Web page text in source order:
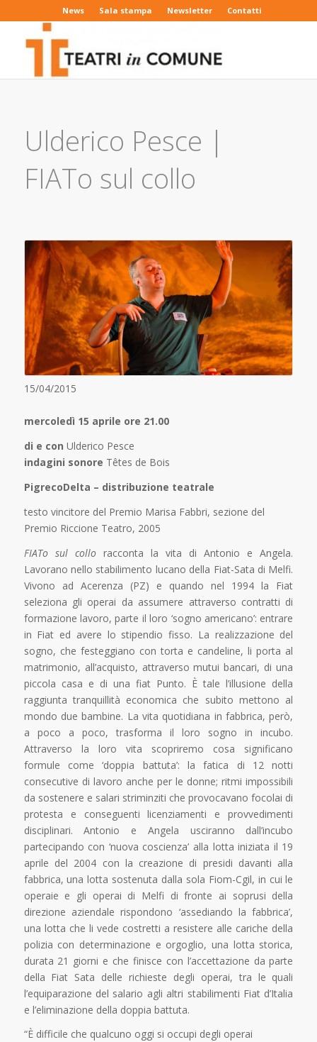
News Sala stampa Newsletter Contatti
Ulderico Pesce |
FIATo sul collo
15/04/2015
mercoledì 15 aprile ore 21.00
di e con Ulderico Pesce
indagini sonore Têtes de Bois
PigrecoDelta – distribuzione teatrale
testo vincitore del Premio Marisa Fabbri, sezione del
Premio Riccione Teatro, 2005
FIATo sul colloracconta la vita di Antonio e Angela.
Lavorano nello stabilimento lucano della Fiat-Sata di Melfi.
Vivono ad Acerenza (PZ) e quando nel 1994 la Fiat
seleziona gli operai da assumere attraverso contratti di
formazione lavoro, parte il loro ‘sogno americano’: entrare
in Fiat ed avere lo stipendio fisso. La realizzazione del
sogno, che festeggiano con torta e candeline, li porta al
matrimonio, all’acquisto, attraverso mutui bancari, di una
piccola casa e di una fiat Punto. È tale l’illusione della
raggiunta tranquillità economica che subito mettono al
mondo due bambine. La vita quotidiana in fabbrica, però,
a poco a poco, trasforma il loro sogno in incubo.
Attraverso la loro vita scopriremo cosa significano
formule come ‘doppia battuta’: la fatica di 12 notti
consecutive di lavoro anche per le donne; ritmi impossibili
da sostenere e salari striminziti che provocavano focolai di
protesta e conseguenti licenziamenti e provvedimenti
disciplinari. Antonio e Angela usciranno dall’incubo
partecipando con ‘nuova coscienza’ alla lotta iniziata il 19
aprile del 2004 con la creazione di presidi davanti alla
fabbrica, una lotta sostenuta dalla sola Fiom-Cgil, in cui le
operaie e gli operai di Melfi di fronte ai soprusi della
direzione aziendale rispondono ‘assediando la fabbrica’,
una lotta che li vede costretti a resistere alle cariche della
polizia con determinazione e orgoglio, una lotta storica,
durata 21 giorni e che finisce con l’accettazione da parte
della Fiat Sata delle richieste degli operai, tra le quali
l’equiparazione del salario agli altri stabilimenti Fiat d’Italia
e l’eliminazione della doppia battuta.
“È difficile che qualcuno oggi si occupi degli operai